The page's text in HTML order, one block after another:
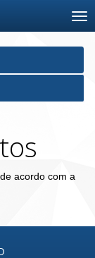
acordo com a